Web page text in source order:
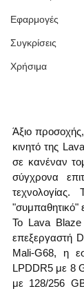
Εφαρμογές
Συγκρίσεις
Χρήσιμα
Άξιο
κινητό της
σε κανέναν
σύγχρονα
τεχνολογίας.
"συμπαθητικό"
Το Lava Blaze
επεξεργαστή
Mali-G68, η
LPDDR5 με 8
με 128/256